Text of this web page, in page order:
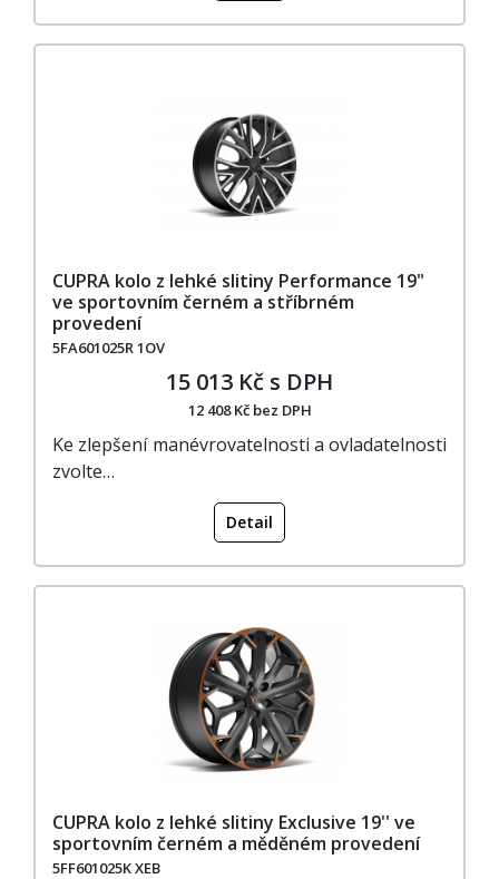
CUPRA kolo z lehké slitiny Performance 19"
ve sportovním černém a stříbrném
provedení
5FA601025R 1OV
15 013 Kč s DPH
12 408 Kč bez DPH
Ke zlepšení manévrovatelnosti a ovladatelnosti
zvolte…
Detail
CUPRA kolo z lehké slitiny Exclusive 19'' ve
sportovním černém a měděném provedení
5FF601025K XEB